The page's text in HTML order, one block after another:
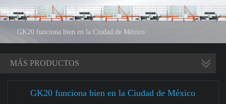
GK20 funciona bien en la Ciudad de México
MÁS PRODUCTOS
GK20 funciona bien en la Ciudad de México